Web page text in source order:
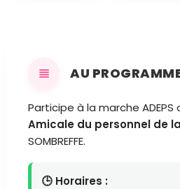
AU
Participe à la marche
Amicale du personnel de
SOMBREFFE.
🕒 Horaires :